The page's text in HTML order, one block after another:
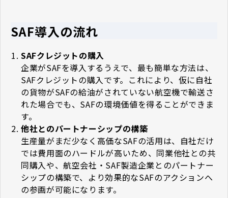
SAF導入の流れ
SAFクレジットの購入
企業がSAFを導入するうえで、最も簡単な方法は、
SAFクレジットの購入です。これにより、仮に自社
の貨物がSAFの給油がされていない航空機で輸送さ
れた場合でも、SAFの環境価値を得ることができま
す。
他社とのパートナーシップの構築
生産量がまだ少なく高価なSAFの活用は、自社だけ
では費用面のハードルが高いため、同業他社との共
同購入や、航空会社・SAF製造企業とのパートナー
シップの構築で、より効果的なSAFのアクションへ
の参画が可能になります。